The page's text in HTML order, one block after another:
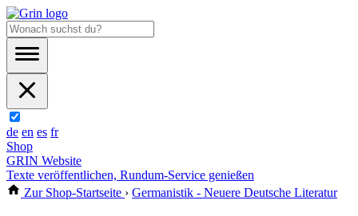
de en es fr
Shop
GRIN Website
Texte veröffentlichen, Rundum-Service genießen
Zur Shop-Startseite › Germanistik - Neuere Deutsche Literatur